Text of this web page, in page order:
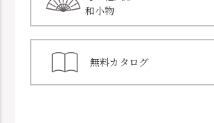
和小物
無料カタログ